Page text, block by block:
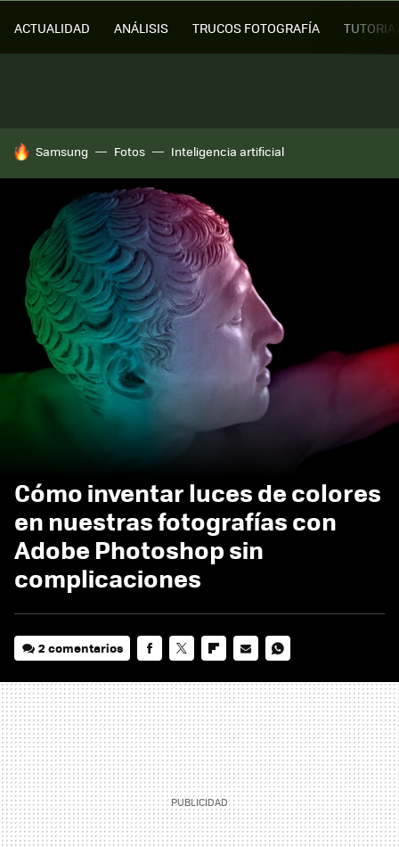
ACTUALIDAD ANÁLISIS TRUCOS FOTOGRAFÍA
HOY SE HABLA DE
Samsung Fotos Inteligencia artificial
Cómo inventar luces de colores
en nuestras fotografías con
Adobe Photoshop sin
complicaciones
2 comentarios
MAIL